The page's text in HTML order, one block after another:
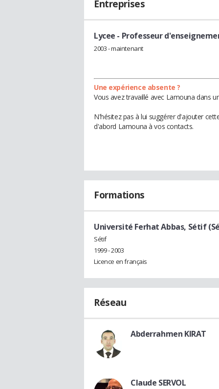
Entreprises
Lycee - Professeur
2003 - maintenant
Une expérience absente ?
Vous avez travaillé avec Lamouna dans
N'hésitez pas à lui suggérer d'ajouter
d'abord Lamouna à vos contacts.
Formations
Université Ferhat Abbas, Sétif
Sétif
1999 - 2003
Licence en français
Réseau
Abderrahmen KIRAT
Claude SERVOL